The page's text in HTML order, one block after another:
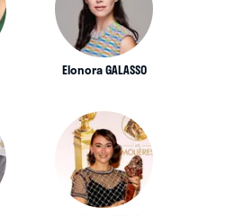
Elonora GALASSO